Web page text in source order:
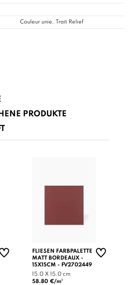
Couleur unie, Trait Relief
PRODUKTE
FLIESEN FARBPALETTE
MATT BORDEAUX -
15X15CM - FV2702449
15.0 X 15.0 cm
58.80 €/m²